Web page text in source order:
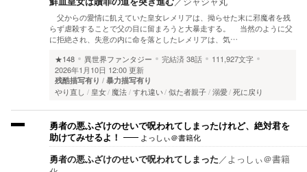
父からの愛情に飢えていた皇女レメリアは、拗らせた末に邪魔者を残
らず虐殺することで父の目に留まろうと大暴走する。 当然のように父
に拒絶され、失意の内に命を落としたレメリアは、気…
★148
異世界ファンタジー 完結済38話
111,927文字
2026年1月10日 12:00 更新
残酷描写有り 暴力描写有り
やり直し 皇女 魔法 すれ違い 似た者親子 溺愛 死に戻り
勇者の悪ふざけのせいで呪われてしまったけれど、絶対君を
助けてみせるよ！
よっしぃ＠書籍化
勇者の悪ふざけのせいで呪われてしまった／よっしぃ＠書籍